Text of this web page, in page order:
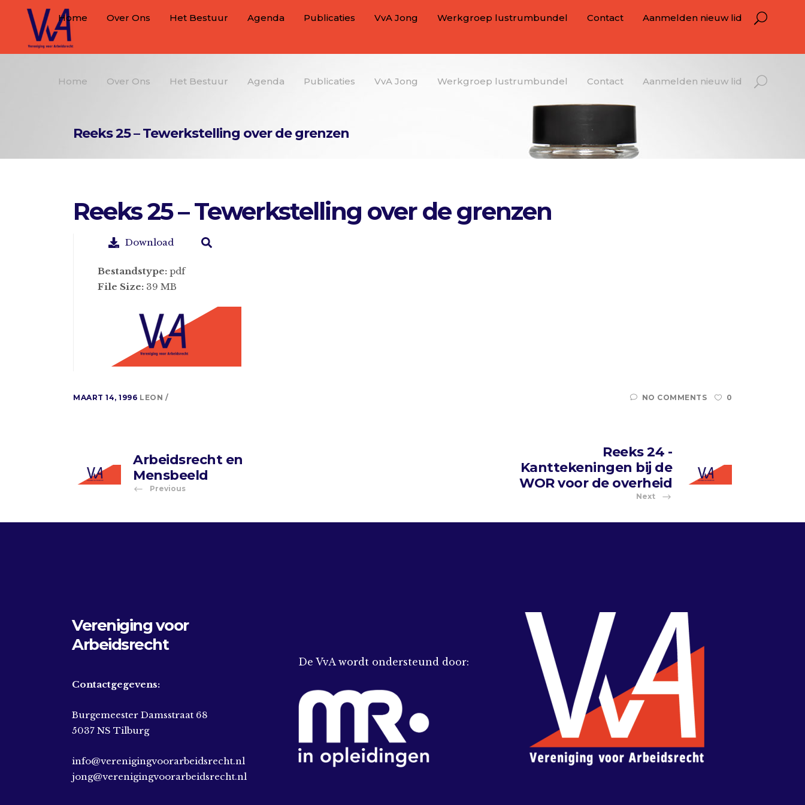
Home Over Ons Het Bestuur Agenda Publicaties VvA Jong Werkgroep lustrumbundel Contact Aanmelden nieuw lid
Home Over Ons Het Bestuur Agenda Publicaties VvA Jong Werkgroep lustrumbundel Contact Aanmelden nieuw lid
Reeks 25 – Tewerkstelling over de grenzen
Reeks 25 – Tewerkstelling over de grenzen
Download
Bestandstype: pdf
File Size: 39 MB
MAART 14, 1996 LEON NO COMMENTS 0
Arbeidsrecht en
Mensbeeld
Previous
Reeks 24 -
Kanttekeningen bij de
WOR voor de overheid
Next
Vereniging voor
Arbeidsrecht
Contactgegevens:
Burgemeester Damsstraat 68
5037 NS Tilburg
info@verenigingvoorarbeidsrecht.nl
jong@verenigingvoorarbeidsrecht.nl
De VvA wordt ondersteund door: